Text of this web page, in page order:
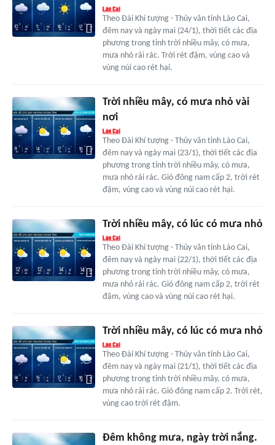
Theo Đài Khí tượng - Thủy văn tỉnh Lào Cai,
đêm nay và ngày mai (24/1), thời tiết các địa
phương trong tỉnh trời nhiều mây, có mưa,
mưa nhỏ rải rác. Trời rét đậm, vùng cao và
vùng núi cao rét hại.
Trời nhiều mây, có mưa nhỏ vài
nơi
Theo Đài Khí tượng - Thủy văn tỉnh Lào Cai,
đêm nay và ngày mai (23/1), thời tiết các địa
phương trong tỉnh trời nhiều mây, có mưa,
mưa nhỏ rải rác. Gió đông nam cấp 2, trời rét
đậm, vùng cao và vùng núi cao rét hại.
Trời nhiều mây, có lúc có mưa nhỏ
Theo Đài Khí tượng - Thủy văn tỉnh Lào Cai,
đêm nay và ngày mai (22/1), thời tiết các địa
phương trong tỉnh trời nhiều mây, có mưa,
mưa nhỏ rải rác. Gió đông nam cấp 2, trời rét
đậm, vùng cao và vùng núi cao rét hại.
Trời nhiều mây, có lúc có mưa nhỏ
Theo Đài Khí tượng - Thủy văn tỉnh Lào Cai,
đêm nay và ngày mai (21/1), thời tiết các địa
phương trong tỉnh trời nhiều mây, có mưa,
mưa nhỏ rải rác. Gió đông nam cấp 2. Trời rét,
vùng cao trời rét đậm.
Đêm không mưa, ngày trời nắng.